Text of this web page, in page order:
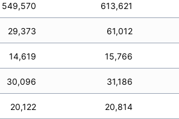
549,570 613,621
29,373 61,012
14,619 15,766
30,096 31,186
20,122 20,814